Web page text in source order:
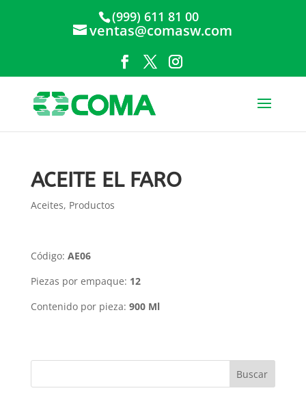
(999) 611 81 00
ventas@comasw.com
ACEITE EL FARO
Aceites, Productos
Código: AE06
Piezas por empaque: 12
Contenido por pieza: 900 Ml